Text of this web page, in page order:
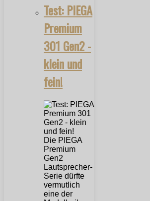
Test: PIEGA
Premium
301 Gen2 -
klein und
fein!
Die PIEGA
Premium
Gen2
Lautsprecher-
Serie dürfte
vermutlich
eine der